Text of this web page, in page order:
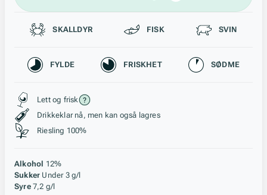
Passer til
SKALLDYR FISK SVIN
Karakteristikk
FYLDE FRISKHET SØDME
Stil, lagring og råstoff
Lett og frisk
Drikkeklar nå, men kan også lagres
Riesling 100%
Alkohol 12%
Sukker Under 3 g/l
Syre 7,2 g/l